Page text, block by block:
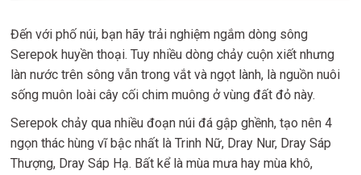
Đến với phố núi, bạn hãy trải nghiệm ngắm dòng sông
Serepok huyền thoại. Tuy nhiều dòng chảy cuộn xiết nhưng
làn nước trên sông vẫn trong vắt và ngọt lành, là nguồn nuôi
sống muôn loài cây cối chim muông ở vùng đất đỏ này.
Serepok chảy qua nhiều đoạn núi đá gập ghềnh, tạo nên 4
ngọn thác hùng vĩ bậc nhất là Trinh Nữ, Dray Nur, Dray Sáp
Thượng, Dray Sáp Hạ. Bất kể là mùa mưa hay mùa khô,